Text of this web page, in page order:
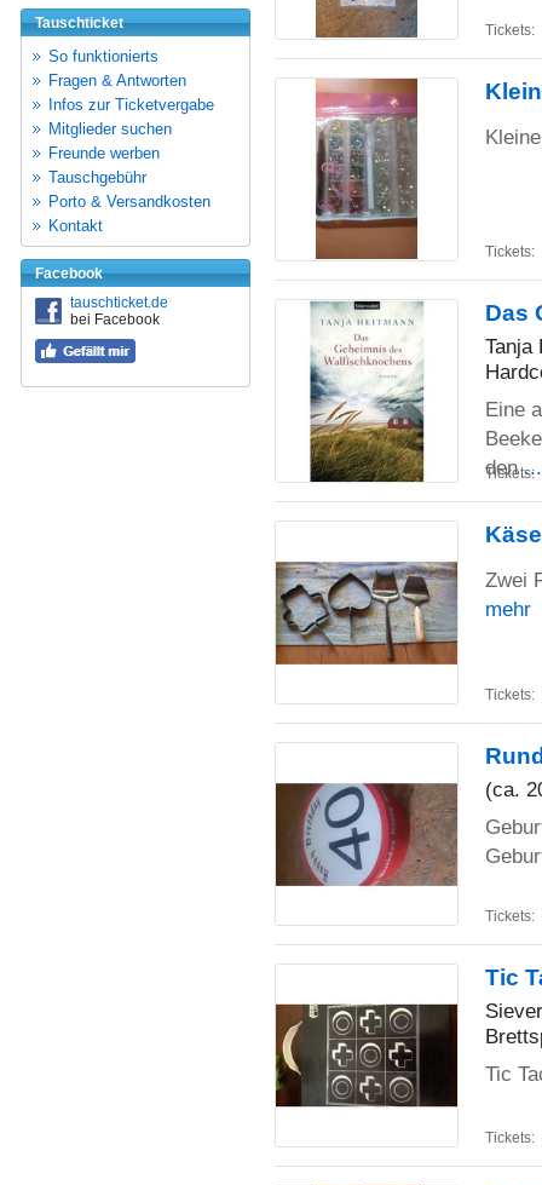
Tauschticket
So funktionierts
Fragen & Antworten
Infos zur Ticketvergabe
Mitglieder suchen
Freunde werben
Tauschgebühr
Porto & Versandkosten
Kontakt
Facebook
tauschticket.de
bei Facebook
Tickets:
Tickets:
Das
Tanja
Eine
den
Tickets:
Zwei
mehr
Tickets:
(ca.
Tickets:
Tic
Tic
Tickets: